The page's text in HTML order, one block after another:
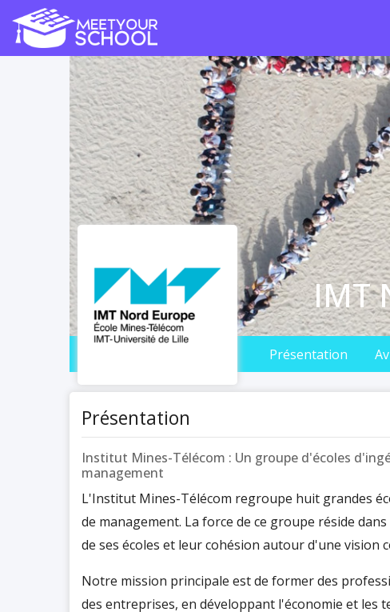
IMT
Présentation
Présentation
Institut Mines-Télécom : Un groupe d'écoles
management
L'Institut Mines-Télécom regroupe huit grandes
de management. La force de ce groupe réside
de ses écoles et leur cohésion autour d'une vision
Notre mission principale est de former des
des entreprises, en développant l'économie et les